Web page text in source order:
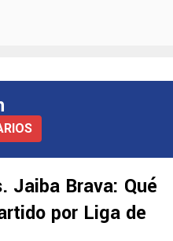
Jaiba Brava: Qué
por Liga de